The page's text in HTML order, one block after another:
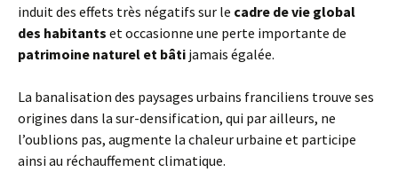
induit des effets très négatifs sur le cadre de vie global
des habitants et occasionne une perte importante de
patrimoine naturel et bâti jamais égalée.
La banalisation des paysages urbains franciliens trouve ses
origines dans la sur-densification, qui par ailleurs, ne
l’oublions pas, augmente la chaleur urbaine et participe
ainsi au réchauffement climatique.